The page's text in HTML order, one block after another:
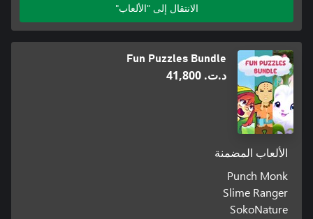
الانتقال إلى "الألعاب"
Fun Puzzles Bundle
د.ت.‏ 41,800
الألعاب المضمنة
Punch Monk
Slime Ranger
SokoNature